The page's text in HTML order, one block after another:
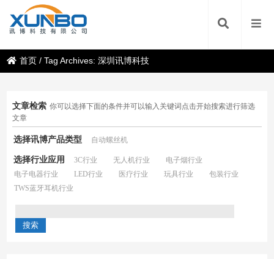
首页 /Tag Archives: 深圳讯博科技
文章检索 你可以选择下面的条件并可以输入关键词点击开始搜索进行筛选
文章
选择讯博产品类型 自动螺丝机
选择行业应用 3C行业 无人机行业
电子烟行业
电子电器行业
LED行业 医疗行业 玩具行业
包装行业
TWS蓝牙耳机行业